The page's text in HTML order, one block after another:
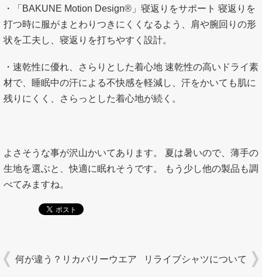
・「BAKUNE Motion Design®」寝返りをサポート 寝返りを
打つ時に服がまとわりつきにくくなるよう、肩や腕回りの形
状を工夫し、寝返りを打ちやすく設計。
・速乾性に優れ、さらりとした着心地 速乾性の高いドライ素
材で、睡眠中の汗による不快感を軽減し、汗をかいても肌に
残りにくく、さらっとした着心地が続く。
よさそうな事が沢山かいてあります。 夏は暑いので、薄手の
生地を選ぶと、快適に眠れそうです。 もう少し他の製品も調
べてみますね。
何が違う？リカバリーウエア リライブシャツについて